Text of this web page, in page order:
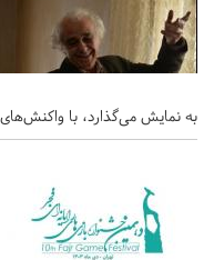
به نمایش می‌گذارد، با